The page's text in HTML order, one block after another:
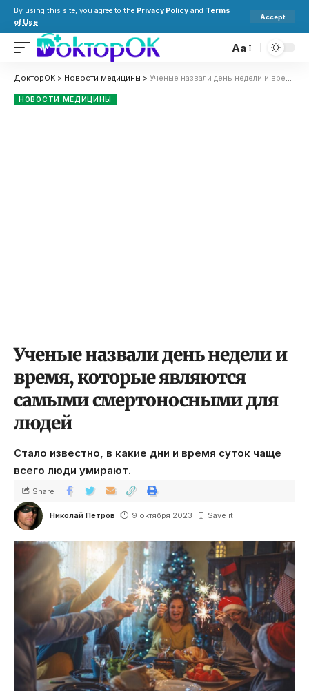
By using this site, you agree to the Privacy Policy and Terms
of Use.
Accept
Aa
ДокторОК > Новости медицины > Ученые назвали день недели и время, которые являются самыми смертоносными для людей
НОВОСТИ МЕДИЦИНЫ
Ученые назвали день недели и
время, которые являются
самыми смертоносными для
людей
Стало известно, в какие дни и время суток чаще
всего люди умирают.
Николай Петров 9 октября 2023
Share